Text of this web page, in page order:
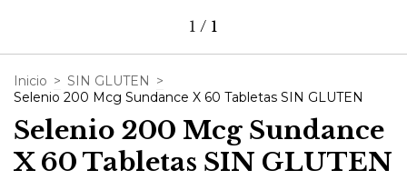
1 / 1
Inicio > SIN GLUTEN >
Selenio 200 Mcg Sundance X 60 Tabletas SIN GLUTEN
Selenio 200 Mcg Sundance
X 60 Tabletas SIN GLUTEN